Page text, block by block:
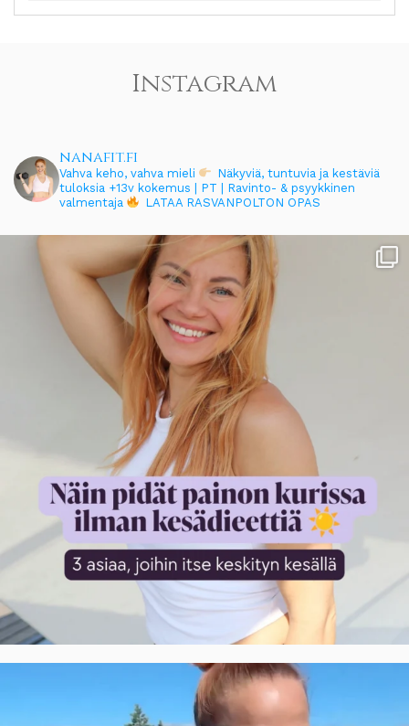
Instagram
nanafit.fi
Vahva keho, vahva mieli
Näkyviä, tuntuvia ja kestäviä
tuloksia +13v kokemus | PT | Ravinto- & psyykkinen
valmentaja
LATAA RASVANPOLTON OPAS